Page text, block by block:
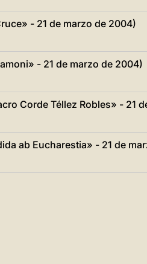
- 21 de marzo de 2004)
- 21 de marzo de 2004)
Corde Téllez Robles» - 21
ab Eucharestia» - 21 de